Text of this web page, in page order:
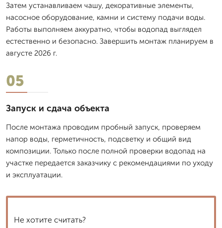
Затем устанавливаем чашу, декоративные элементы,
насосное оборудование, камни и систему подачи воды.
Работы выполняем аккуратно, чтобы водопад выглядел
естественно и безопасно. Завершить монтаж планируем в
августе 2026 г.
05
Запуск и сдача объекта
После монтажа проводим пробный запуск, проверяем
напор воды, герметичность, подсветку и общий вид
композиции. Только после полной проверки водопад на
участке передается заказчику с рекомендациями по уходу
и эксплуатации.
Не хотите считать?